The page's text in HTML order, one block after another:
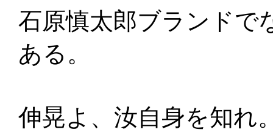
石原慎太郎ブランドで
ある。
伸晃よ、汝自身を知れ